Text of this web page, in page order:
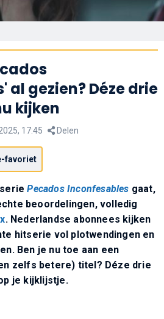
al gezien? Déze drie
kijken
17:45 Delen
favoriet
Pecados Inconfesables gaat,
beoordelingen, volledig
. Nederlandse abonnees kijken
hitserie vol plotwendingen en
Ben je nu toe aan een
zelfs betere) titel? Déze drie
je kijklijstje.